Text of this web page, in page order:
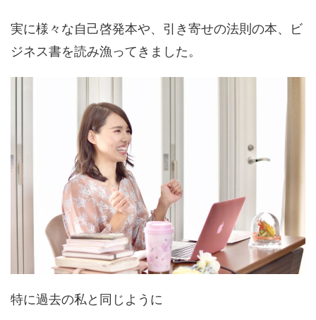
実に様々な自己啓発本や、引き寄せの法則の本、ビ
ジネス書を読み漁ってきました。
特に過去の私と同じように